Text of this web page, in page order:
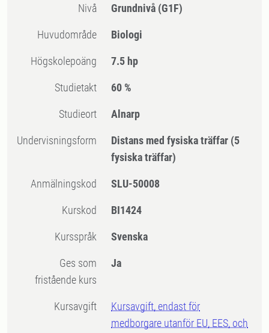
Nivå Grundnivå (G1F)
Huvudområde Biologi
högskolepoäng 7.5 hp
Studietakt 60 %
Studieort Alnarp
Undervisningsform Distans med fysiska träffar (5
fysiska träffar)
Anmälningskod SLU-50008
Kurskod BI1424
Kursspråk Svenska
Ges som
fristående kurs
Ja
Kursavgift
Kursavgift, endast för
medborgare utanför EU, EES, och